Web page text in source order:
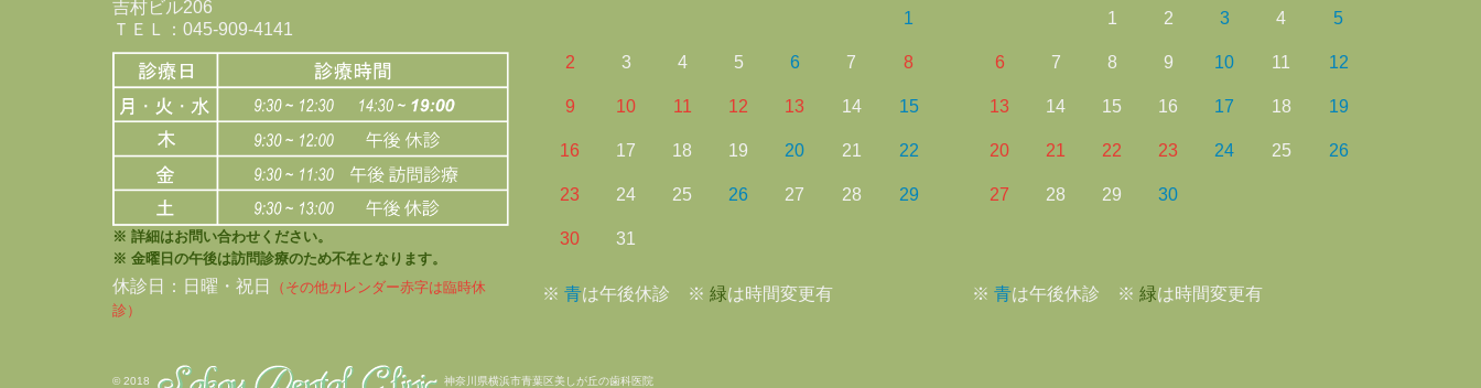
吉村ビル206
ＴＥＬ：045-909-4141
※ 詳細はお問い合わせください。
※ 金曜日の午後は訪問診療のため不在となります。
休診日：日曜・祝日
（その他カレンダー赤字は臨時休
診）
1
2 3 4 5 6 7 8
9 10 11 12 13 14 15
16 17 18 19 20 21 22
23 24 25 26 27 28 29
30 31
※ 青は午後休診 ※ 緑は時間変更有
1 2 3 4 5
6 7 8 9 10 11 12
13 14 15 16 17 18 19
20 21 22 23 24 25 26
27 28 29 30
※ 青は午後休診 ※ 緑は時間変更有
© 2018 神奈川県横浜市青葉区美しが丘の歯科医院